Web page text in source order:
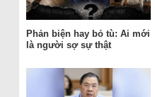
Phản biện hay bỏ tù: Ai mới
là người sợ sự thật